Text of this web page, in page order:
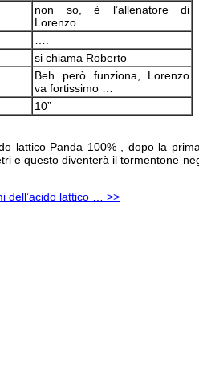
non so, è l’allenatore di
Lorenzo …
….
si chiama Roberto
Beh però funziona, Lorenzo
va fortissimo …
10”
lattico Panda 100% , dopo la
e questo diventerà il tormentone
dell’acido lattico … >>